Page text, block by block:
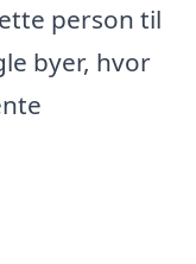
person til
byer, hvor